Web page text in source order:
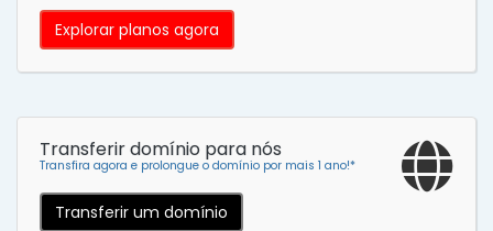
Explorar planos agora
Transferir domínio para nós
Transfira agora e prolongue o domínio por mais 1 ano!*
Transferir um domínio